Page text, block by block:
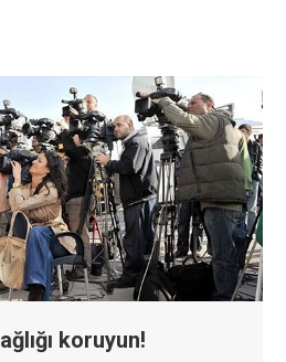
koruyun!